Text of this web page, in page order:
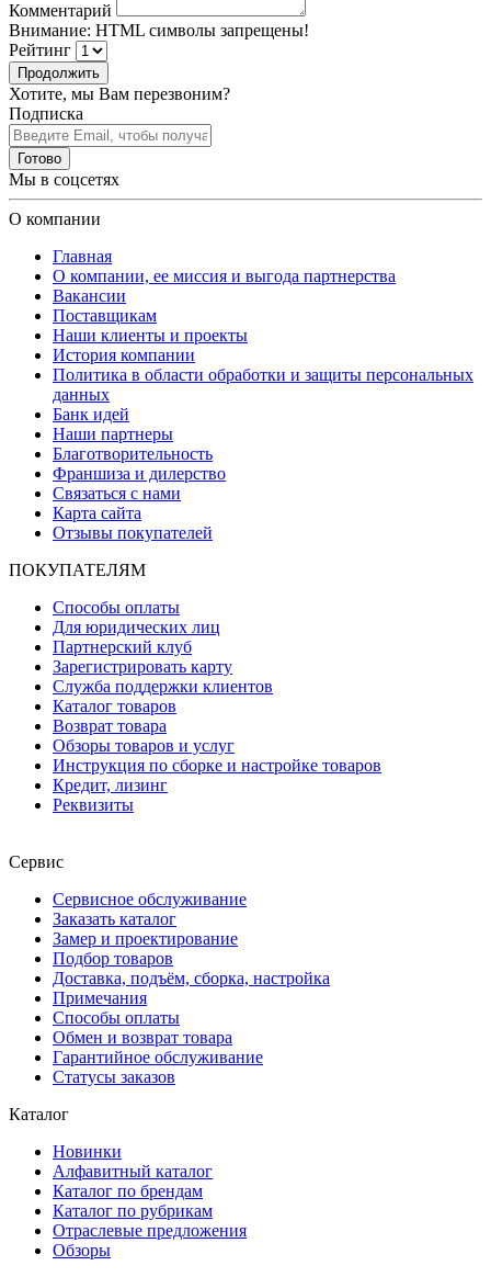
Комментарий
Внимание: HTML символы запрещены!
Рейтинг
Продолжить
Хотите, мы Вам перезвоним?
Подписка
Готово
Мы в соцсетях
О компании
Главная
О компании, ее миссия и выгода партнерства
Вакансии
Поставщикам
Наши клиенты и проекты
История компании
Политика в области обработки и защиты персональных
данных
Банк идей
Наши партнеры
Благотворительность
Франшиза и дилерство
Связаться с нами
Карта сайта
Отзывы покупателей
ПОКУПАТЕЛЯМ
Способы оплаты
Для юридических лиц
Партнерский клуб
Зарегистрировать карту
Служба поддержки клиентов
Каталог товаров
Возврат товара
Обзоры товаров и услуг
Инструкция по сборке и настройке товаров
Кредит, лизинг
Реквизиты
Сервис
Сервисное обслуживание
Заказать каталог
Замер и проектирование
Подбор товаров
Доставка, подъём, сборка, настройка
Примечания
Способы оплаты
Обмен и возврат товара
Гарантийное обслуживание
Статусы заказов
Каталог
Новинки
Алфавитный каталог
Каталог по брендам
Каталог по рубрикам
Отраслевые предложения
Обзоры